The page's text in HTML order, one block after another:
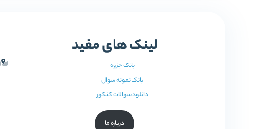
لینک های مفید
بانک جزوه
بانک نمونه سوال
دانلود سوالات کنکور
درباره ما